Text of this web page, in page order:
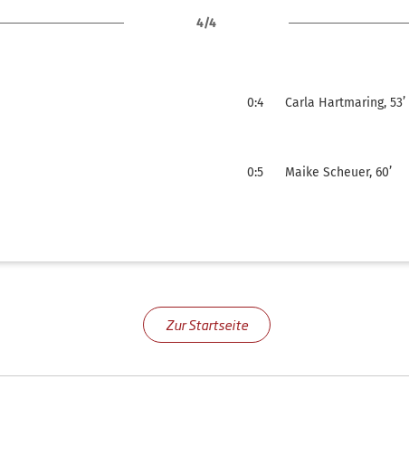
4/4
0:4 Carla Hartmaring, 53’
0:5 Maike Scheuer, 60’
Zur Startseite